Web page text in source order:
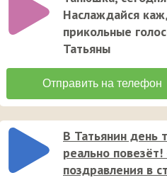
Наслаждайся
прикольные
Татьяны
В Татьянин день
реально
поздравления в